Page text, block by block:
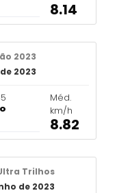
8.14
2023
2023
Méd.
km/h
8.82
Trilhos
de 2023